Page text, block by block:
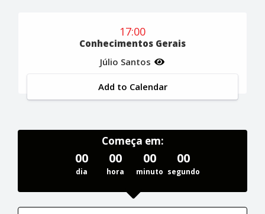
17:00
Conhecimentos Gerais
Júlio Santos
Add to Calendar
Começa em:
00
dia
00
hora
00
minuto
00
segundo